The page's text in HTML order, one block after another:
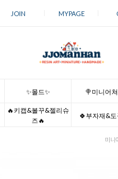
JOIN MYPAGE
✨몰드✨ 🍭미니어
🔥키캡&볼꾸&젤리슈
즈🔥
🍀부자재&도
미니